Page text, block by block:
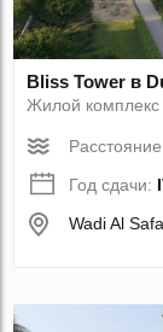
Bliss Tower в
Жилой комплекс
Год сдачи:
Wadi Al